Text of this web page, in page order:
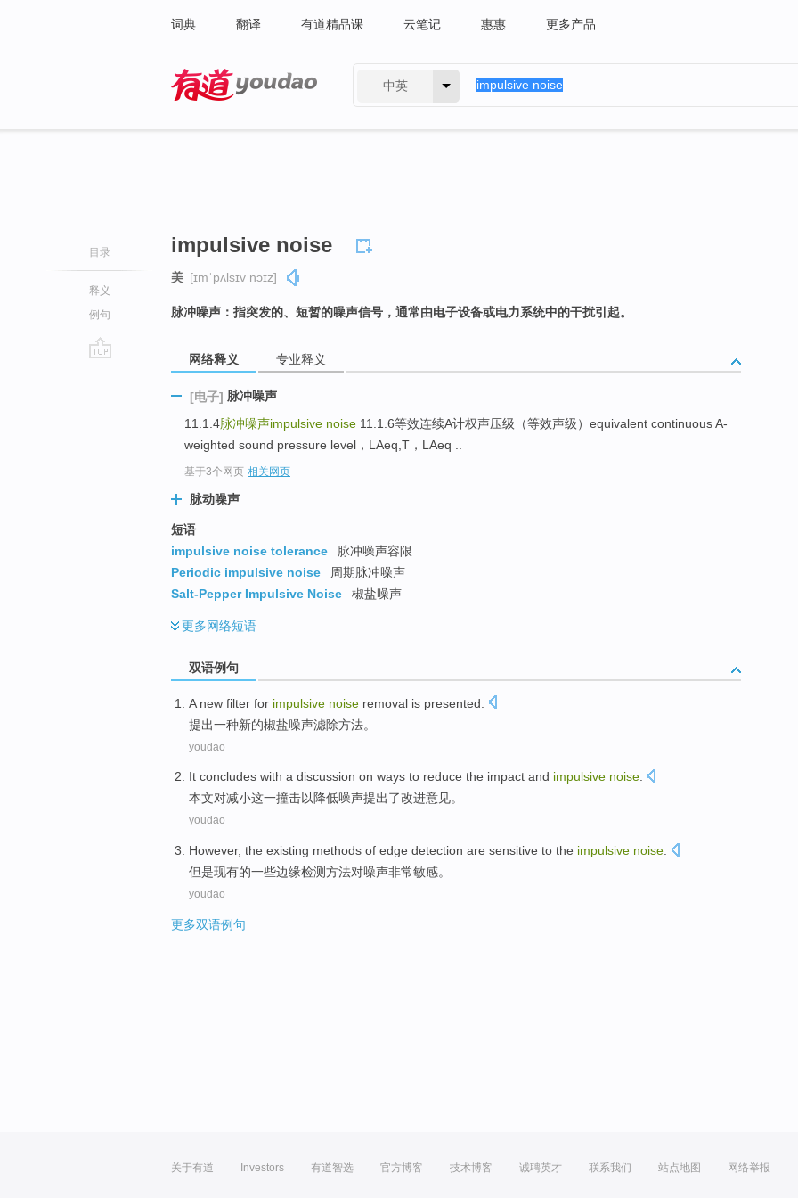
词典 翻译 有道精品课 云笔记 惠惠 更多产品
中英
目录
释义
例句
impulsive noise
美 [ɪmˈpʌlsɪv nɔɪz]
脉冲噪声：指突发的、短暂的噪声信号，通常由电子设备或电力系统中的干扰引起。
网络释义 专业释义
[电子] 脉冲噪声
11.1.4脉冲噪声impulsive noise 11.1.6等效连续A计权声压级（等效声级）equivalent continuous A-
weighted sound pressure level，LAeq,T，LAeq ..
基于3个网页-相关网页
脉动噪声
短语
impulsive noise tolerance
脉冲噪声容限
Periodic impulsive noise
周期脉冲噪声
Salt-Pepper Impulsive Noise
椒盐噪声
更多网络短语
双语例句
A new filter for impulsive noise removal is presented
提出一种新的椒盐噪声滤除方法。
youdao
It concludes with a discussion on ways to reduce the impact and impulsive noise.
本文对减小这一撞击以降低噪声提出了改进意见。
youdao
However, the existing methods of edge detection are sensitive to the impulsive noise
但是现有的一些边缘检测方法对噪声非常敏感。
youdao
更多双语例句
关于有道 Investors 有道智选 官方博客 技术博客 诚聘英才 联系我们 站点地图 网络举报